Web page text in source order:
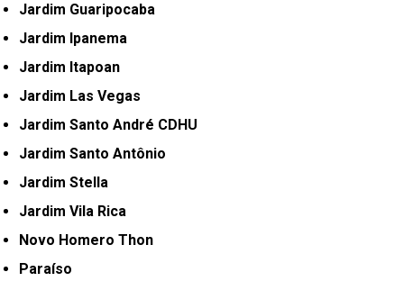
Jardim Guaripocaba
Jardim Ipanema
Jardim Itapoan
Jardim Las Vegas
Jardim Santo André CDHU
Jardim Santo Antônio
Jardim Stella
Jardim Vila Rica
Novo Homero Thon
Paraíso